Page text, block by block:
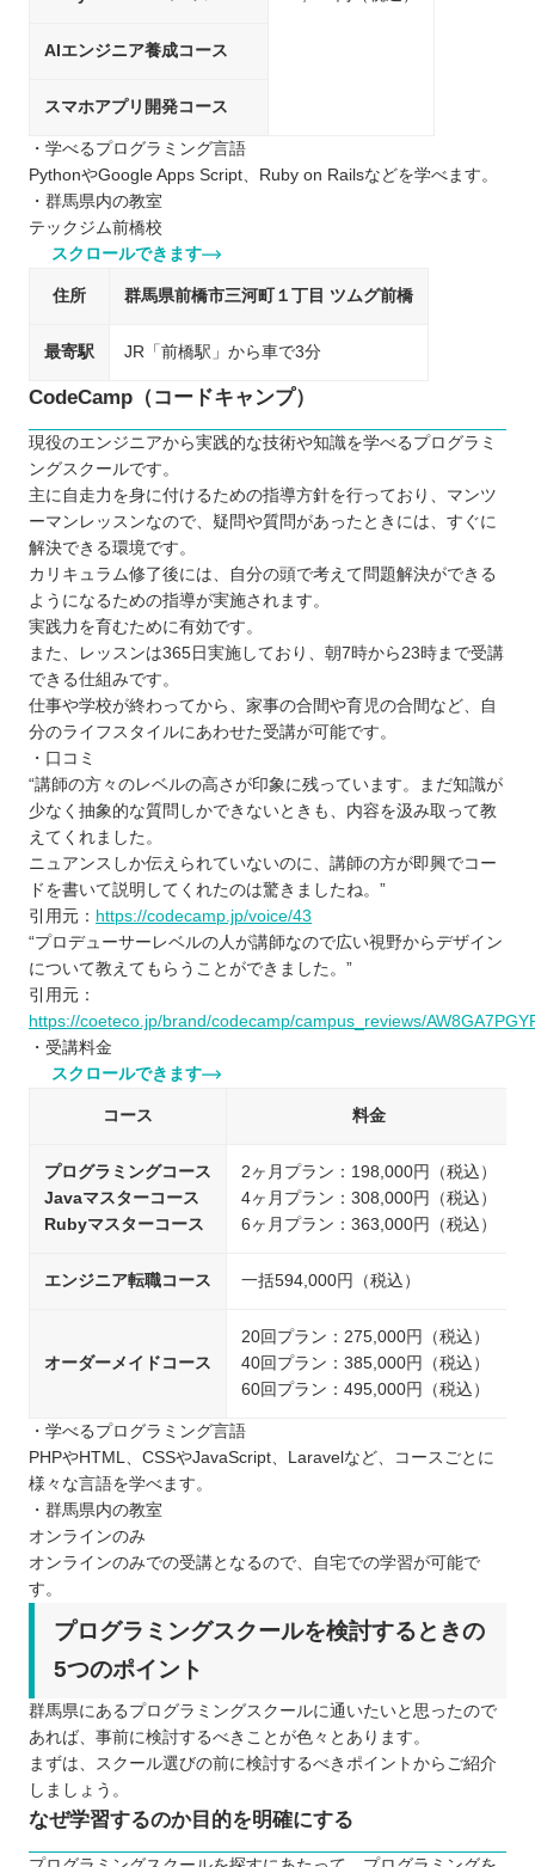
AIエンジニア養成コース
スマホアプリ開発コース
・学べるプログラミング言語
PythonやGoogle Apps Script、Ruby on Railsなどを学べます。
・群馬県内の教室
テックジム前橋校
スクロールできます
住所 群馬県前橋市三河町１丁目 ツムグ前橋
最寄駅 JR「前橋駅」から車で3分
CodeCamp（コードキャンプ）
現役のエンジニアから実践的な技術や知識を学べるプログラミ
ングスクールです。
主に自走力を身に付けるための指導方針を行っており、マンツ
ーマンレッスンなので、疑問や質問があったときには、すぐに
解決できる環境です。
カリキュラム修了後には、自分の頭で考えて問題解決ができる
ようになるための指導が実施されます。
実践力を育むために有効です。
また、レッスンは365日実施しており、朝7時から23時まで受講
できる仕組みです。
仕事や学校が終わってから、家事の合間や育児の合間など、自
分のライフスタイルにあわせた受講が可能です。
・口コミ
“講師の方々のレベルの高さが印象に残っています。まだ知識が
少なく抽象的な質問しかできないときも、内容を汲み取って教
えてくれました。
ニュアンスしか伝えられていないのに、講師の方が即興でコー
ドを書いて説明してくれたのは驚きましたね。”
引用元： https://codecamp.jp/voice/43
“プロデューサーレベルの人が講師なので広い視野からデザイン
について教えてもらうことができました。”
引用元：
https://coeteco.jp/brand/codecamp/campus_reviews/
・受講料金
スクロールできます
コース 料金
プログラミングコース
Javaマスターコース
Rubyマスターコース
2ヶ月プラン：198,000円（税込）
4ヶ月プラン：308,000円（税込）
6ヶ月プラン：363,000円（税込）
エンジニア転職コース 一括594,000円（税込）
オーダーメイドコース
20回プラン：275,000円（税込）
40回プラン：385,000円（税込）
60回プラン：495,000円（税込）
・学べるプログラミング言語
PHPやHTML、CSSやJavaScript、Laravelなど、コースごとに
様々な言語を学べます。
・群馬県内の教室
オンラインのみ
オンラインのみでの受講となるので、自宅での学習が可能で
す。
プログラミングスクールを検討するときの
5つのポイント
群馬県にあるプログラミングスクールに通いたいと思ったので
あれば、事前に検討するべきことが色々とあります。
まずは、スクール選びの前に検討するべきポイントからご紹介
しましょう。
なぜ学習するのか目的を明確にする